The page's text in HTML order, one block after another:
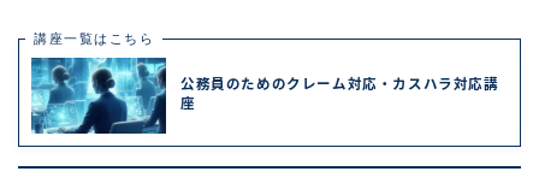
講座一覧はこちら
公務員のためのクレーム対応・カスハラ対応講
座